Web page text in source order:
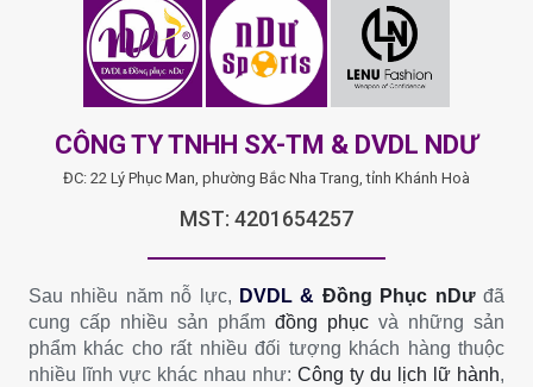
CÔNG TY TNHH SX-TM & DVDL NDƯ
ĐC: 22 Lý Phục Man, phường Bắc Nha Trang, tỉnh Khánh Hoà
MST: 4201654257
Sau nhiều năm nỗ lực, DVDL & Đồng Phục nDưđã
cung cấp nhiều sản phẩm đồng phục và những sản
phẩm khác cho rất nhiều đối tượng khách hàng thuộc
nhiều lĩnh vực khác nhau như: Công ty du lịch lữ hành,